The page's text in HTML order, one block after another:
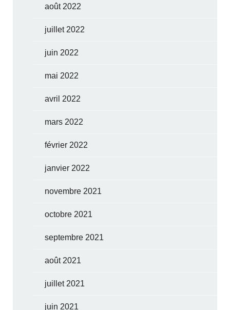
août 2022
juillet 2022
juin 2022
mai 2022
avril 2022
mars 2022
février 2022
janvier 2022
novembre 2021
octobre 2021
septembre 2021
août 2021
juillet 2021
juin 2021